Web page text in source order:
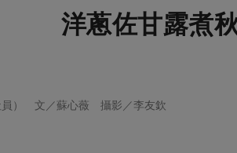
洋蔥佐甘露煮
員） 文／蘇心薇 攝影／李友欽